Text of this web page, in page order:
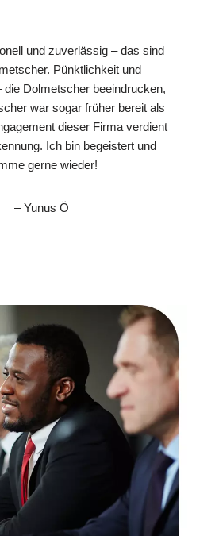
und zuverlässig – das sind
Pünktlichkeit und
die Dolmetscher beeindrucken,
war sogar früher bereit als
dieser Firma verdient
Ich bin begeistert und
gerne wieder!
– Yunus Ö